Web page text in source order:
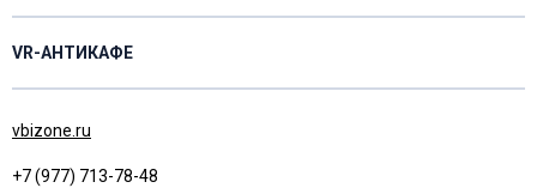
VR-АНТИКАФЕ
vbizone.ru
+7 (977) 713-78-48